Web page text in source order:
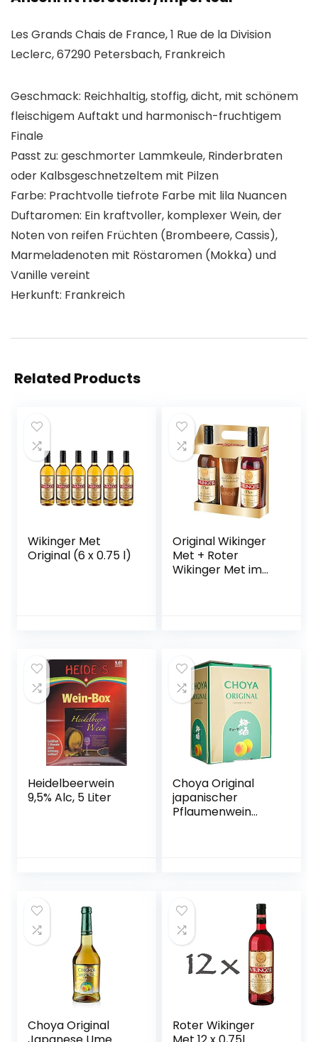
Les Grands Chais de France, 1 Rue de la Division
Leclerc, 67290 Petersbach, Frankreich
Geschmack: Reichhaltig, stoffig, dicht, mit schönem
fleischigem Auftakt und harmonisch-fruchtigem
Finale
Passt zu: geschmorter Lammkeule, Rinderbraten
oder Kalbsgeschnetzeltem mit Pilzen
Farbe: Prachtvolle tiefrote Farbe mit lila Nuancen
Duftaromen: Ein kraftvoller, komplexer Wein, der
Noten von reifen Früchten (Brombeere, Cassis),
Marmeladenoten mit Röstaromen (Mokka) und
Vanille vereint
Herkunft: Frankreich
Related Products
Wikinger Met
Original (6 x 0.75 l)
Original Wikinger
Met + Roter
Wikinger Met im
Norddeutschland |
fruchtig
aromatisch | Das
Heidelbeerwein
9,5% Alc, 5 Liter
Choya Original
japanischer
Pflaumenwein
Choya Original
Roter Wikinger